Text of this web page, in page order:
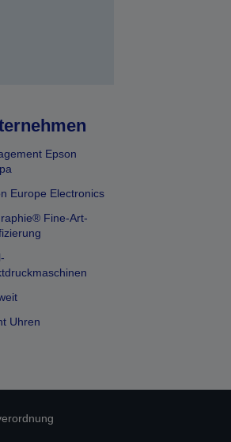
Epson
Europe Electronics
Fine-Art-
Uhren